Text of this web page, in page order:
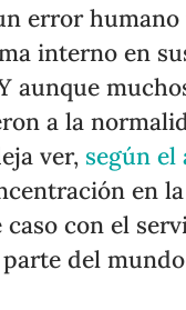
error
interno en
aunque
a la
ver, según
en la
con el
del